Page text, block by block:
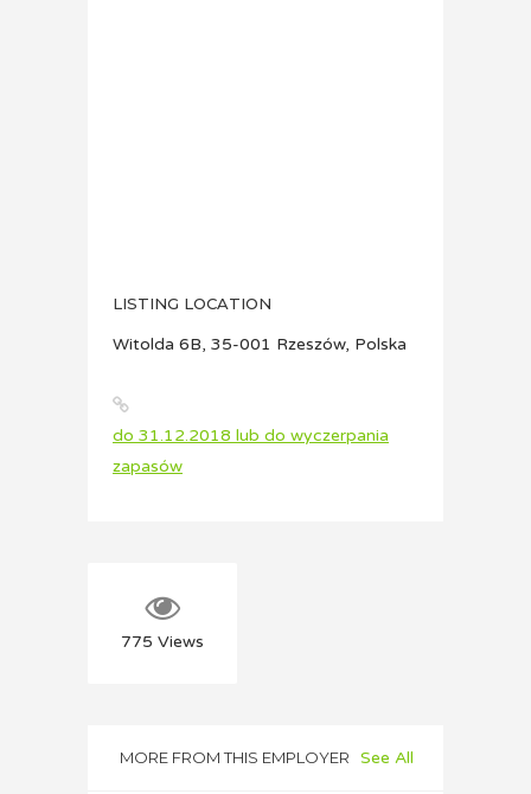
LISTING LOCATION
Witolda 6B, 35-001 Rzeszów, Polska
do 31.12.2018 lub do wyczerpania
zapasów
775 Views
MORE FROM THIS EMPLOYER See All